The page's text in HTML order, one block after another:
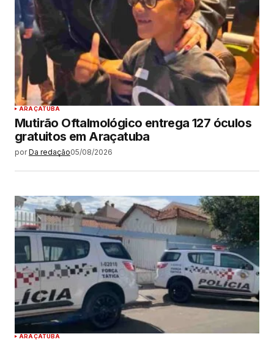
ARAÇATUBA
Mutirão Oftalmológico entrega 127 óculos
gratuitos em Araçatuba
por Da redação05/08/2026
ARAÇATUBA